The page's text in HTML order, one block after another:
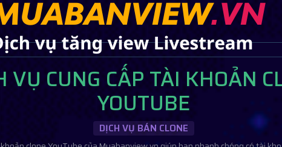
VỤ CUNG CẤP TÀI KHOẢN
YOUTUBE
DỊCH VỤ BÁN CLONE